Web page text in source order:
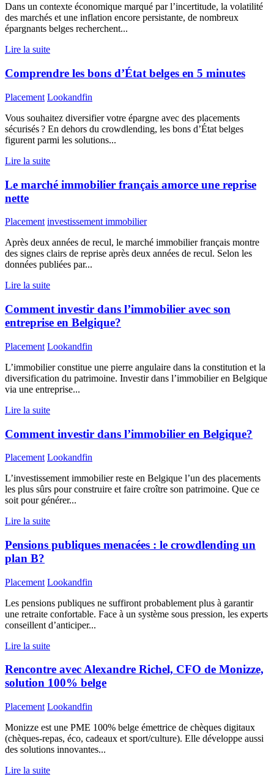
Dans un contexte économique marqué par l’incertitude, la volatilité
des marchés et une inflation encore persistante, de nombreux
épargnants belges recherchent...
Lire la suite
Comprendre les bons d’État belges en 5 minutes
Placement Lookandfin
Vous souhaitez diversifier votre épargne avec des placements
sécurisés ? En dehors du crowdlending, les bons d’État belges
figurent parmi les solutions...
Lire la suite
Le marché immobilier français amorce une reprise
nette
Placement investissement immobilier
Après deux années de recul, le marché immobilier français montre
des signes clairs de reprise après deux années de recul. Selon les
données publiées par...
Lire la suite
Comment investir dans l’immobilier avec son
entreprise en Belgique?
Placement Lookandfin
L’immobilier constitue une pierre angulaire dans la constitution et la
diversification du patrimoine. Investir dans l’immobilier en Belgique
via une entreprise...
Lire la suite
Comment investir dans l’immobilier en Belgique?
Placement Lookandfin
L’investissement immobilier reste en Belgique l’un des placements
les plus sûrs pour construire et faire croître son patrimoine. Que ce
soit pour générer...
Lire la suite
Pensions publiques menacées : le crowdlending un
plan B?
Placement Lookandfin
Les pensions publiques ne suffiront probablement plus à garantir
une retraite confortable. Face à un système sous pression, les experts
conseillent d’anticiper...
Lire la suite
Rencontre avec Alexandre Richel, CFO de Monizze,
solution 100% belge
Placement Lookandfin
Monizze est une PME 100% belge émettrice de chèques digitaux
(chèques-repas, éco, cadeaux et sport/culture). Elle développe aussi
des solutions innovantes...
Lire la suite